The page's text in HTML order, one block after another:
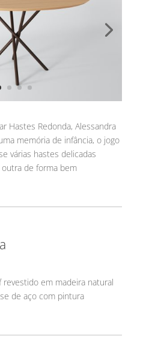
Hastes Redonda, Alessandra
memória de infância, o jogo
várias hastes delicadas
de forma bem
em madeira natural
de aço com pintura